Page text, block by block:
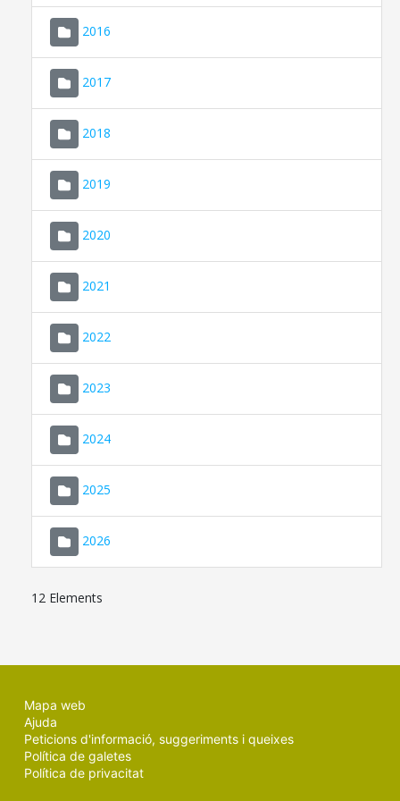
2016
2017
2018
2019
2020
2021
2022
2023
2024
2025
2026
12 Elements
Mapa web
Ajuda
Peticions d'informació, suggeriments i queixes
Política de galetes
Política de privacitat